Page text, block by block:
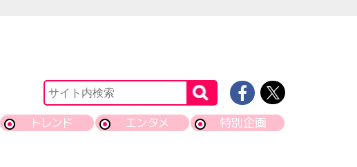
トレンド エンタメ 特別企画